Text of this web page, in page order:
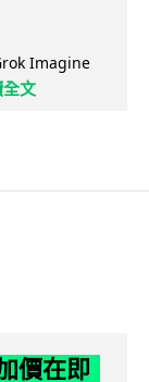
Imagine
全文
價在即